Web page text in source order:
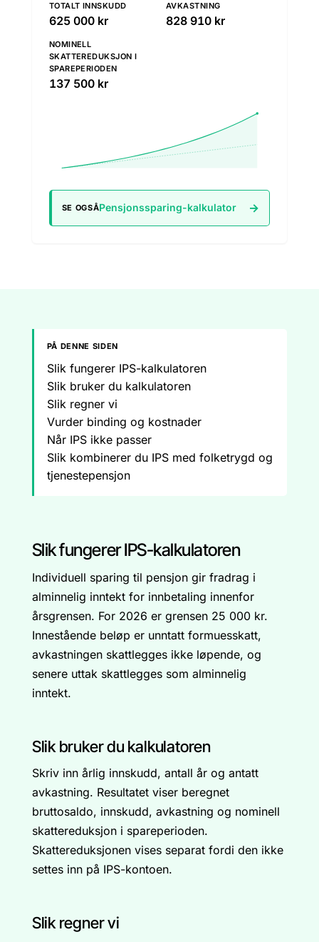
TOTALT INNSKUDD
625 000 kr
AVKASTNING
828 910 kr
NOMINELL
SKATTEREDUKSJON I
SPAREPERIODEN
137 500 kr
SE OGSÅPensjonssparing-kalkulator →
PÅ DENNE SIDEN
Slik fungerer IPS-kalkulatoren
Slik bruker du kalkulatoren
Slik regner vi
Vurder binding og kostnader
Når IPS ikke passer
Slik kombinerer du IPS med folketrygd og
tjenestepensjon
Slik fungerer IPS-kalkulatoren
Individuell sparing til pensjon gir fradrag i
alminnelig inntekt for innbetaling innenfor
årsgrensen. For 2026 er grensen 25 000 kr.
Innestående beløp er unntatt formuesskatt,
avkastningen skattlegges ikke løpende, og
senere uttak skattlegges som alminnelig
inntekt.
Slik bruker du kalkulatoren
Skriv inn årlig innskudd, antall år og antatt
avkastning. Resultatet viser beregnet
bruttosaldo, innskudd, avkastning og nominell
skattereduksjon i spareperioden.
Skattereduksjonen vises separat fordi den ikke
settes inn på IPS-kontoen.
Slik regner vi